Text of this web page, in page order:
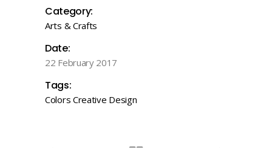
Category:
Arts & Crafts
Date:
22 February 2017
Tags:
Colors Creative Design